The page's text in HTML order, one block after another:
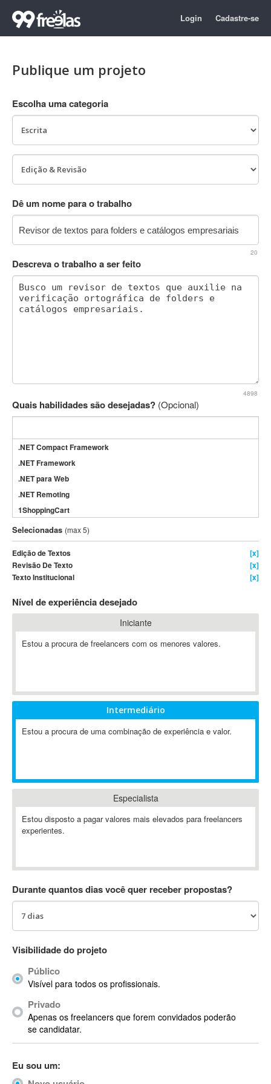
Login Cadastre-se
Publique um projeto
Escolha uma categoria
Dê um nome para o trabalho
20
Descreva o trabalho a ser feito
4898
Quais habilidades são desejadas? (Opcional)
.NET Compact Framework
.NET Framework
.NET para Web
.NET Remoting
1ShoppingCart
3DS Max
3GSM
4D Dimension
802.11
A-GPS
ABBYY FineReader
AbleCommerce
Ableton Push
Abstract Window Toolkit (AWT)
Absynth
ACARS
AccountMate
ACDSee
ACID Pro
ACPI
Acrobat
Acrobat X
Acronis
Actian
Actimize
ActionScript
Active Directory
Selecionadas (max 5)
Edição de Textos
[x]
Revisão De Texto
[x]
Texto Institucional
[x]
Nível de experiência desejado
Iniciante
Estou a procura de freelancers com os menores valores.
Intermediário
Estou a procura de uma combinação de experiência e valor.
Especialista
Estou disposto a pagar valores mais elevados para freelancers
experientes.
Durante quantos dias você quer receber propostas?
Visibilidade do projeto
Público
Visível para todos os profissionais.
Privado
Apenas os freelancers que forem convidados poderão
se candidatar.
Eu sou um: